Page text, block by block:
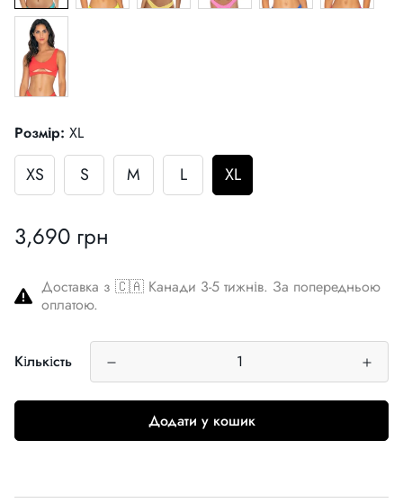
Розмір: XL
XS S M L XL
Звичайна
3,690 грн
Доставка з 🇨🇦 Канади 3-5 тижнів. За попередньою
оплатою.
Кількість
Додати у кошик